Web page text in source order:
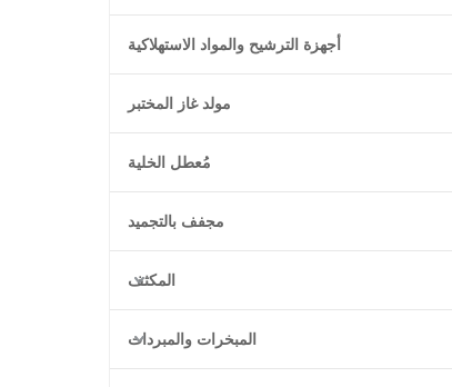
أجهزة الترشيح والمواد الاستهلاكية
مولد غاز المختبر
مُعطل الخلية
مجفف بالتجميد
المكثف
المبخرات والمبردات